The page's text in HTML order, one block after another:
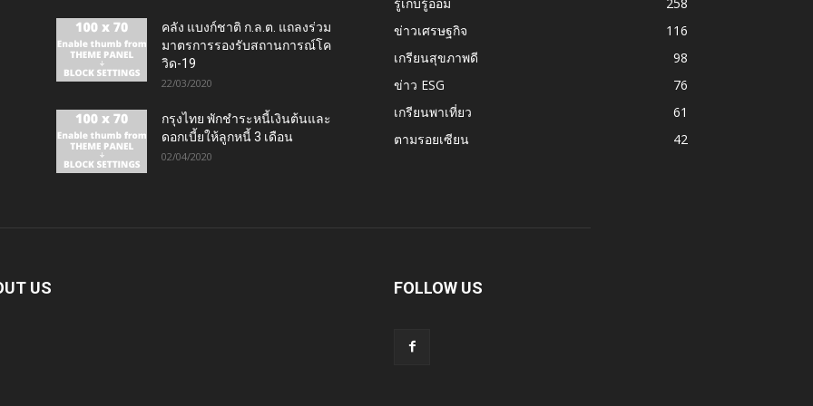
คลัง แบงก์ชาติ ก.ล.ต. แถลงร่วม
มาตรการรองรับสถานการณ์โค
วิด-19
22/03/2020
กรุงไทย พักชำระหนี้เงินต้นและ
ดอกเบี้ยให้ลูกหนี้ 3 เดือน
02/04/2020
ข่าวเศรษฐกิจ
116
เกรียนสุขภาพดี
98
ข่าว ESG
76
เกรียนพาเที่ยว
61
ตามรอยเซียน
42
US FOLLOW US